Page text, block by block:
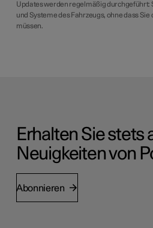
Updates werden regelmäßig durchgeführt:
und Systeme des Fahrzeugs, ohne dass
müssen.
Erhalten Sie stets
Neuigkeiten von
Abonnieren